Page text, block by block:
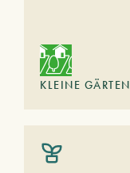
KLEINE GÄRTEN